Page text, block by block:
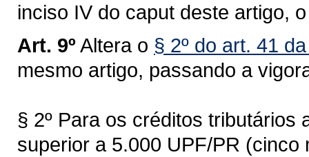
inciso IV do caput deste artigo,
Art. 9º Altera o § 2º do art. 41
mesmo artigo, passando a
§ 2º Para os créditos tributários
superior a 5.000 UPF/PR